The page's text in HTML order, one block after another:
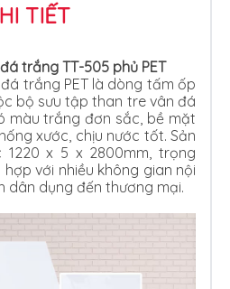
TIẾT
trắng TT-505 phủ PET
trắng PET là dòng tấm ốp
bộ sưu tập than tre vân đá
màu trắng đơn sắc, bề mặt
xước, chịu nước tốt. Sản
x 5 x 2800mm, trọng
với nhiều không gian nội
dụng đến thương mại.